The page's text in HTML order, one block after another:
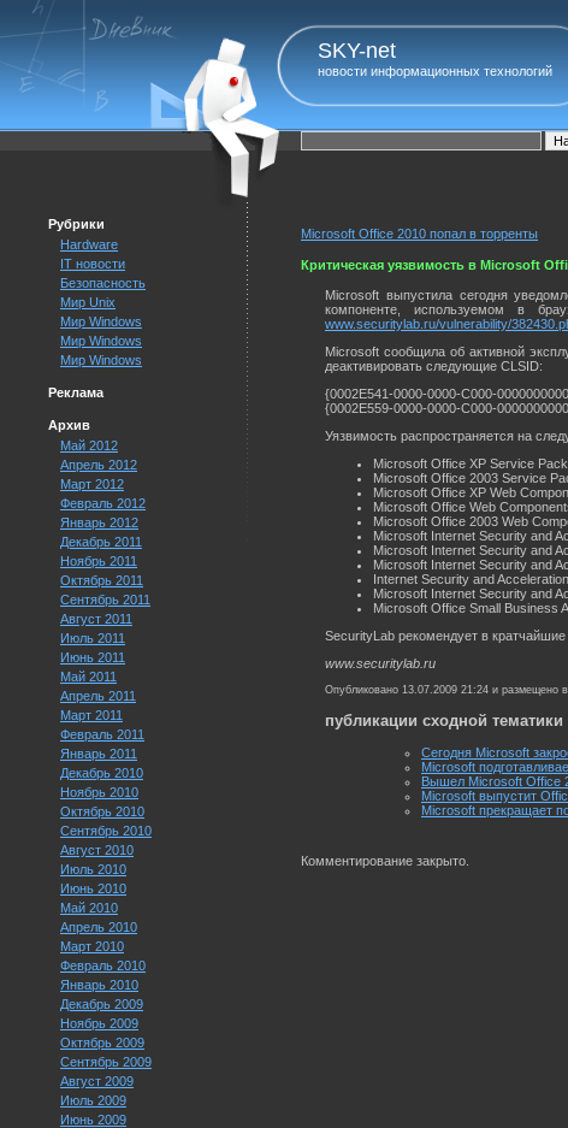
SKY-net
новости информационных технологий
Рубрики
Hardware
IT новости
Безопасность
Мир Unix
Мир Windows
Мир Windows
Мир Windows
Реклама
Архив
Май 2012
Апрель 2012
Март 2012
Февраль 2012
Январь 2012
Декабрь 2011
Ноябрь 2011
Октябрь 2011
Сентябрь 2011
Август 2011
Июль 2011
Июнь 2011
Май 2011
Апрель 2011
Март 2011
Февраль 2011
Январь 2011
Декабрь 2010
Ноябрь 2010
Октябрь 2010
Сентябрь 2010
Август 2010
Июль 2010
Июнь 2010
Май 2010
Апрель 2010
Март 2010
Февраль 2010
Январь 2010
Декабрь 2009
Ноябрь 2009
Октябрь 2009
Сентябрь 2009
Август 2009
Июль 2009
Июнь 2009
Microsoft Office 2010 попал в торренты
Критическая уязвимость в Microsoft
Microsoft выпустила сегодня
компоненте, используемом в
www.securitylab.ru/vulnerability/
Microsoft сообщила об активной
деактивировать следующие CLSID:
{0002E541-0000-0000-C000-
{0002E559-0000-0000-C000-
Уязвимость распространяется на
Microsoft Office XP Service
Microsoft Office 2003 Service
Microsoft Office XP Web
Microsoft Office Web
Microsoft Office 2003 Web
Microsoft Internet Security and
Microsoft Internet Security and
Microsoft Internet Security and
Internet Security and
Microsoft Internet Security and
Microsoft Office Small Business
SecurityLab рекомендует в
www.securitylab.ru
Опубликовано 13.07.2009 21:24 и размещено
публикации сходной тематики
Сегодня Microsoft
Microsoft
Вышел Microsoft Office
Microsoft выпустит
Microsoft прекращает
Комментирование закрыто.